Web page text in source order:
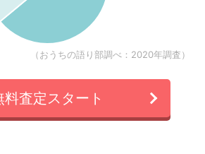
（おうちの語り部調べ：2020年調査）
料査定スタート